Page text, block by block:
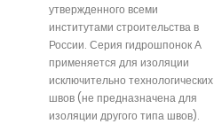
утвержденного всеми
институтами строительства в
России. Серия гидрошпонок А
применяется для изоляции
исключительно технологических
швов (не предназначена для
изоляции другого типа швов).